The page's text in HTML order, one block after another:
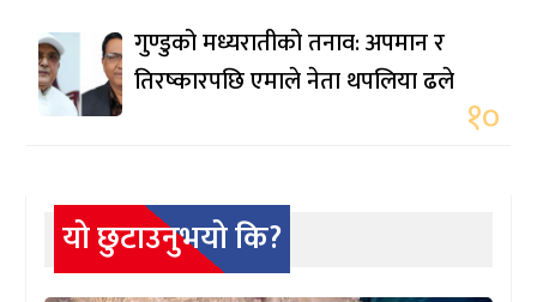
गुण्डुको मध्यरातीको तनाव: अपमान र
तिरष्कारपछि एमाले नेता थपलिया ढले
१०
यो छुटाउनुभयो कि?